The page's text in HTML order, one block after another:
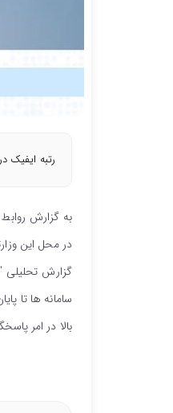
رتبه ایفیک
به گزارش
در محل این
گزارش تحلیلی
بالا در امر